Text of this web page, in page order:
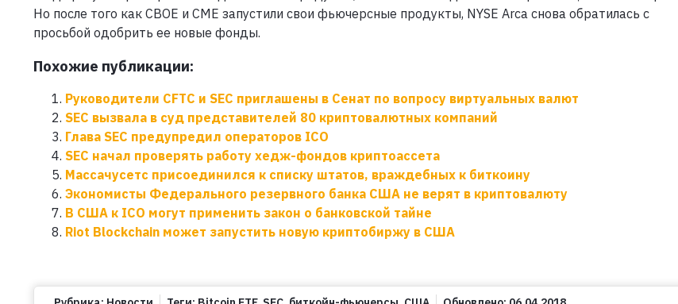
Но после того как CBOE и CME запустили свои фьючерсные продукты, NYSE Arca снова обратилась с
просьбой одобрить ее новые фонды.
Похожие публикации:
Руководители CFTC и SEC приглашены в Сенат по вопросу виртуальных валют
SEC вызвала в суд представителей 80 криптовалютных компаний
Глава SEC предупредил операторов ICO
SEC начал проверять работу хедж-фондов криптоассета
Массачусетс присоединился к списку штатов, враждебных к биткоину
Экономисты Федерального резервного банка США не верят в криптовалюту
В США к ICO могут применить закон о банковской тайне
Riot Blockchain может запустить новую криптобиржу в США